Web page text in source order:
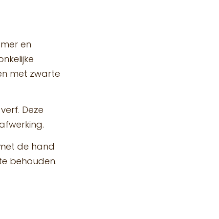
en
met zwarte
Deze
de hand
behouden.